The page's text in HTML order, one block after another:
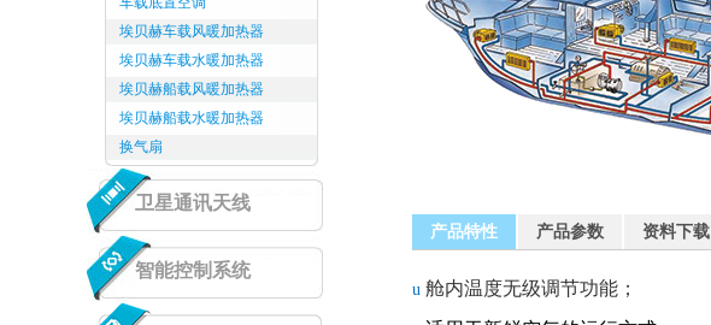
埃贝赫车载风暖加热器
埃贝赫车载水暖加热器
埃贝赫船载风暖加热器
埃贝赫船载水暖加热器
换气扇
卫星通讯天线
智能控制系统
产品特性 产品参数 资料下载
u 舱内温度无级调节功能；